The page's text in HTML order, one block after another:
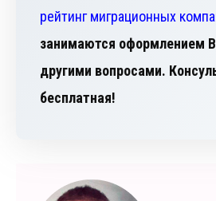
рейтинг миграционных
занимаются
другими вопросами.
бесплатная!